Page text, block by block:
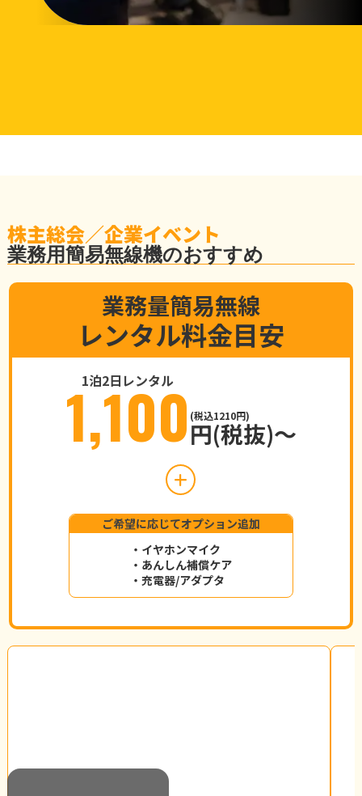
株主総会／企業イベント
業務用簡易無線機のおすすめ
業務量簡易無線
レンタル料金目安
1泊2日レンタル
1,100 (税込1210円)
円(税抜)～
ご希望に応じてオプション追加
・イヤホンマイク
・あんしん補償ケア
・充電器/アダプタ